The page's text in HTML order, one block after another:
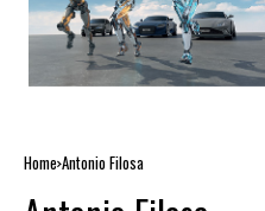
Home Antonio Filosa